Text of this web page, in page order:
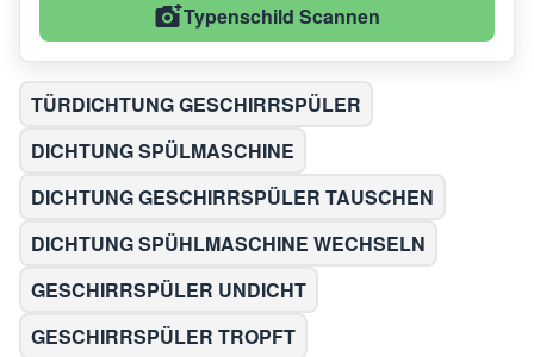
Typenschild Scannen
TÜRDICHTUNG GESCHIRRSPÜLER
DICHTUNG SPÜLMASCHINE
DICHTUNG GESCHIRRSPÜLER TAUSCHEN
DICHTUNG SPÜHLMASCHINE WECHSELN
GESCHIRRSPÜLER UNDICHT
GESCHIRRSPÜLER TROPFT